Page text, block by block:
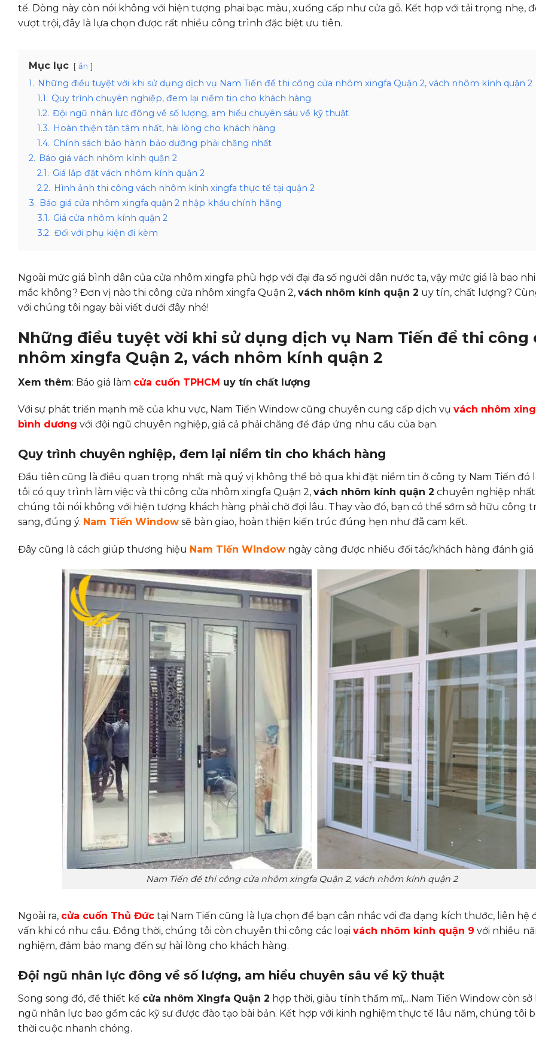
tế. Dòng này còn nói không với hiện tượng phai bạc màu, xuống cấp như cửa gỗ. Kết hợp với tải trọng nhẹ,
vượt trội, đây là lựa chọn được rất nhiều công trình đặc biệt ưu tiên.
Mục lục ẩn
1. Những điều tuyệt vời khi sử dụng dịch vụ Nam Tiến để thi công cửa nhôm xingfa Quận 2, vách nhôm kính quận 2
1.1. Quy trình chuyên nghiệp, đem lại niềm tin cho khách hàng
1.2. Đội ngũ nhân lực đông về số lượng, am hiểu chuyên sâu về kỹ thuật
1.3. Hoàn thiện tận tâm nhất, hài lòng cho khách hàng
1.4. Chính sách bảo hành bảo dưỡng phải chăng nhất
2. Báo giá vách nhôm kính quận 2
2.1. Giá lắp đặt vách nhôm kính quận 2
2.2. Hình ảnh thi công vách nhôm kính xingfa thực tế tại quận 2
3. Báo giá cửa nhôm xingfa quận 2 nhập khẩu chính hãng
3.1. Giá cửa nhôm kính quận 2
3.2. Đối với phụ kiện đi kèm
Ngoài mức giá bình dân của cửa nhôm xingfa phù hợp với đại đa số người dân nước ta, vậy mức giá là bao
mắc không? Đơn vị nào thi công cửa nhôm xingfa Quận 2, vách nhôm kính quận 2 uy tín, chất lượng?
với chúng tôi ngay bài viết dưới đây nhé!
Những điều tuyệt vời khi sử dụng dịch vụ Nam Tiến để thi công
nhôm xingfa Quận 2, vách nhôm kính quận 2
Xem thêm: Báo giá làm cửa cuốn TPHCM uy tín chất lượng
Với sự phát triển mạnh mẽ của khu vực, Nam Tiến Window cũng chuyên cung cấp dịch vụ vách nhôm
bình dương với đội ngũ chuyên nghiệp, giá cả phải chăng để đáp ứng nhu cầu của bạn.
Quy trình chuyên nghiệp, đem lại niềm tin cho khách hàng
Đầu tiên cũng là điều quan trọng nhất mà quý vị không thể bỏ qua khi đặt niềm tin ở công ty Nam Tiến đó
tôi có quy trình làm việc và thi công cửa nhôm xingfa Quận 2, vách nhôm kính quận 2 chuyên nghiệp
chúng tôi nói không với hiện tượng khách hàng phải chờ đợi lâu. Thay vào đó, bạn có thể sớm sở hữu công
sang, đúng ý. Nam Tiến Window sẽ bàn giao, hoàn thiện kiến trúc đúng hẹn như đã cam kết.
Đây cũng là cách giúp thương hiệu Nam Tiến Window ngày càng được nhiều đối tác/khách hàng đánh giá
Nam Tiến để thi công cửa nhôm xingfa Quận 2, vách nhôm kính quận 2
Ngoài ra, cửa cuốn Thủ Đức tại Nam Tiến cũng là lựa chọn để bạn cân nhắc với đa dạng kích thước, liên hệ
vấn khi có nhu cầu. Đồng thời, chúng tôi còn chuyên thi công các loại vách nhôm kính quận 9 với nhiều
nghiệm, đảm bảo mang đến sự hài lòng cho khách hàng.
Đội ngũ nhân lực đông về số lượng, am hiểu chuyên sâu về kỹ thuật
Song song đó, để thiết kế cửa nhôm Xingfa Quận 2 hợp thời, giàu tính thẩm mĩ,…Nam Tiến Window còn
ngũ nhân lực bao gồm các kỹ sư được đào tạo bài bản. Kết hợp với kinh nghiệm thực tế lâu năm, chúng tôi
thời cuộc nhanh chóng.